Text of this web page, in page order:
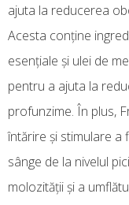
ajuta la reducerea
Acesta conține
esențiale și ulei de
pentru a ajuta la
profunzime. În plus,
întărire și stimulare a
sânge de la nivelul
molozității și a